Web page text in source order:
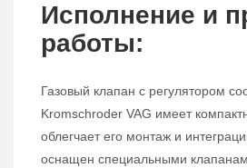
Исполнение и
работы:
Газовый клапан с регулятором
Kromschroder VAG имеет
облегчает его монтаж и
оснащен специальными